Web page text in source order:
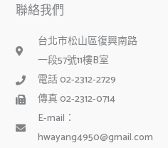
聯絡我們
台北市松山區復興南路
一段57號11樓B室
電話 02-2312-2729
傳真 02-2312-0714
E-mail：
hwayang4950@gmail.com